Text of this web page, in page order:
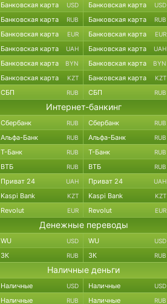
Банковская карта USD Банковская карта USD
Банковская карта RUB Банковская карта RUB
Банковская карта EUR Банковская карта EUR
Банковская карта UAH Банковская карта UAH
Банковская карта BYN Банковская карта BYN
Банковская карта KZT Банковская карта KZT
СБП RUB СБП RUB
Интернет-банкинг
Сбербанк RUB Сбербанк RUB
Альфа-Банк RUB Альфа-Банк RUB
Т-Банк RUB Т-Банк RUB
ВТБ RUB ВТБ RUB
Приват 24 UAH Приват 24 UAH
Kaspi Bank KZT Kaspi Bank KZT
Revolut EUR Revolut EUR
Денежные переводы
WU USD WU USD
ЗК RUB ЗК RUB
Наличные деньги
Наличные USD Наличные USD
Наличные RUB Наличные RUB